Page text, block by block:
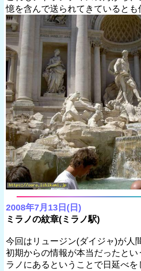
憶を含んで送られてきているとも
2008年7月13日(日)
ミラノの紋章(ミラノ駅)
今回はリュージン(ダイジャ)が人
初期からの情報が本当だったとい
ラノにあるということで日延べを